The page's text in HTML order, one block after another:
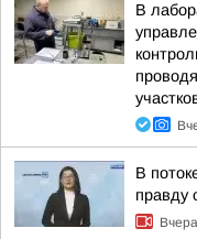
В
В
правду